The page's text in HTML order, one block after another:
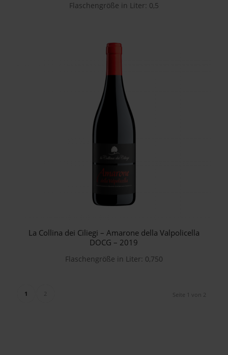
Flaschengröße in Liter: 0,5
La Collina dei Ciliegi – Amarone della Valpolicella
DOCG – 2019
Flaschengröße in Liter: 0,750
Seite 1 von 2
1 2